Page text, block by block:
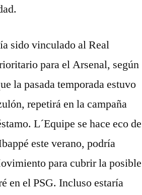
sido vinculado al Real
para el Arsenal, según
la pasada temporada estuvo
repetirá en la campaña
L´Equipe se hace eco de
este verano, podría
para cubrir la posible
en el PSG. Incluso estaría